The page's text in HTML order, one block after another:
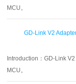
MCU。
GD-Link V2
Introduction： GD-Link
MCU。